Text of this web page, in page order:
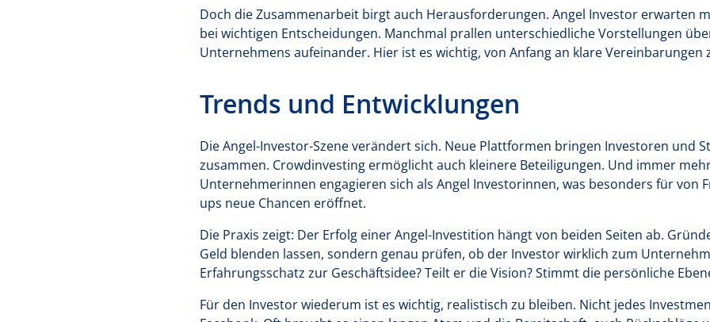
Doch die Zusammenarbeit birgt auch Herausforderungen. Angel Investor erwarten
bei wichtigen Entscheidungen. Manchmal prallen unterschiedliche Vorstellungen
Unternehmens aufeinander. Hier ist es wichtig, von Anfang an klare Vereinbarungen
Trends und Entwicklungen
Die Angel-Investor-Szene verändert sich. Neue Plattformen bringen Investoren und
zusammen. Crowdinvesting ermöglicht auch kleinere Beteiligungen. Und immer
Unternehmerinnen engagieren sich als Angel Investorinnen, was besonders für von
ups neue Chancen eröffnet.
Die Praxis zeigt: Der Erfolg einer Angel-Investition hängt von beiden Seiten ab.
Geld blenden lassen, sondern genau prüfen, ob der Investor wirklich zum
Erfahrungsschatz zur Geschäftsidee? Teilt er die Vision? Stimmt die persönliche
Für den Investor wiederum ist es wichtig, realistisch zu bleiben. Nicht jedes